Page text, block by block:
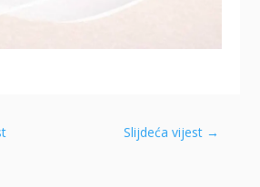
Slijdeća vijest →